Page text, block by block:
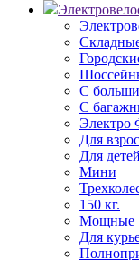
С
С
Электро
Для
Для детей
Мини
150 кг.
Мощные
Для